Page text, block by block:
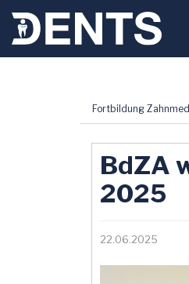
Fortbildung
BdZA
2025
22.06.2025